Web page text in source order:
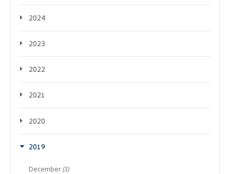
2024
2023
2022
2021
2020
2019
December(3)